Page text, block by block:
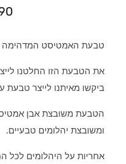
טבעת האמטיסט המדהימה
את הטבעת הזו החלטנו
ביקשו מאיתנו לייצר טבעת
ומשובצת יהלומים טבעיים.
אחריות על היהלומים לכל